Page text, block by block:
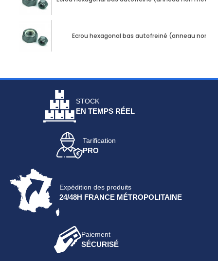
Ecrou hexagonal bas autofreiné (anneau non
STOCK
EN TEMPS RÉEL
Tarification
PRO
Expédition des produits
24/48H FRANCE MÉTROPOLITAINE
Paiement
SÉCURISÉ